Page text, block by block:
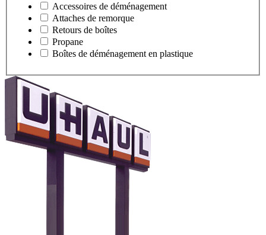
Accessoires de déménagement
Attaches de remorque
Retours de boîtes
Propane
Boîtes de déménagement en plastique